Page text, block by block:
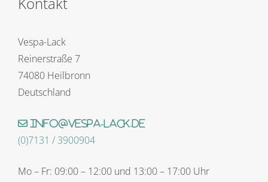
Vespa-Lack
Reinerstraße 7
74080 Heilbronn
Deutschland
info@vespa-lack.de
(0)7131 / 3900904
Mo – Fr: 09:00 – 12:00 und 13:00 – 17:00 Uhr